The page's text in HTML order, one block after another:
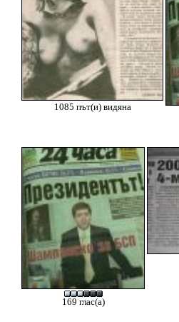
1085 път(и) видяна
169 глас(а)